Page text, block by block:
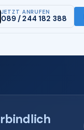
JETZT ANRUFEN
089 / 244 182 388